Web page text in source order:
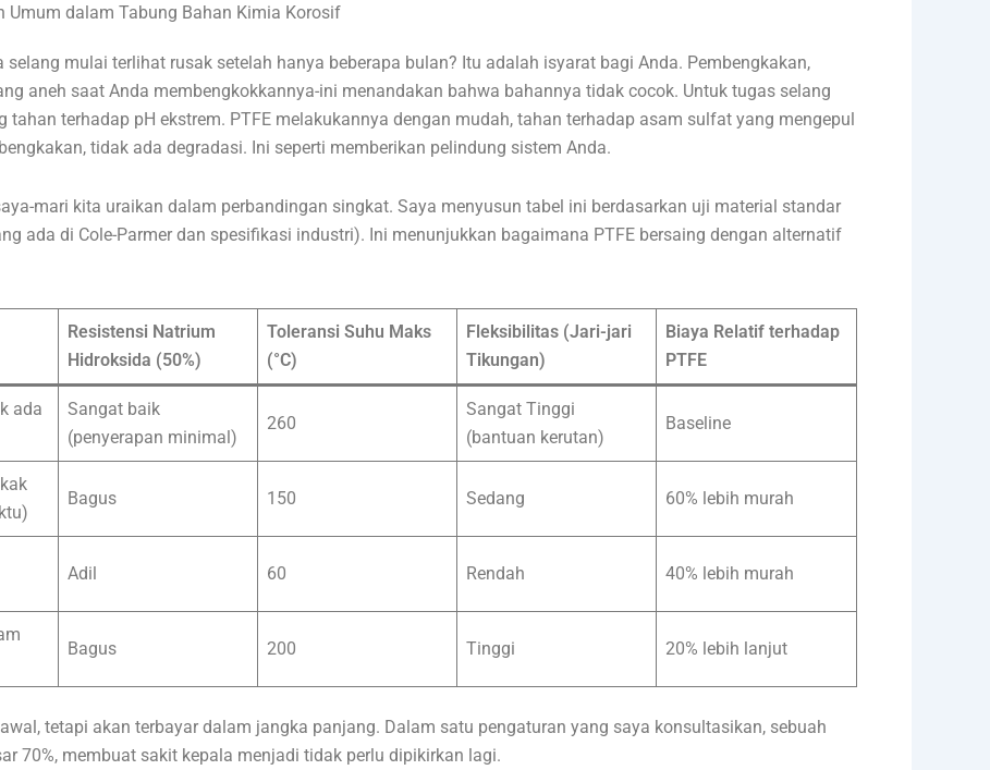
Umum dalam Tabung Bahan Kimia Korosif
mulai terlihat rusak setelah hanya beberapa bulan? Itu adalah isyarat bagi Anda. Pembengkakan,
aneh saat Anda membengkokkannya-ini menandakan bahwa bahannya tidak cocok. Untuk tugas selang
terhadap pH ekstrem. PTFE melakukannya dengan mudah, tahan terhadap asam sulfat yang mengepul
tidak ada degradasi. Ini seperti memberikan pelindung sistem Anda.
mari kita uraikan dalam perbandingan singkat. Saya menyusun tabel ini berdasarkan uji material standar
ada di Cole-Parmer dan spesifikasi industri). Ini menunjukkan bagaimana PTFE bersaing dengan alternatif
Resistensi Natrium
Hidroksida (50%)
Toleransi Suhu Maks
(°C)
Fleksibilitas (Jari-jari
Tikungan)
Biaya Relatif terhadap
PTFE
ada
Sangat baik
(penyerapan minimal)
260
Sangat Tinggi
(bantuan kerutan)
Baseline
Bagus 150 Sedang 60% lebih murah
Adil 60 Rendah 40% lebih murah
Bagus 200 Tinggi 20% lebih lanjut
tetapi akan terbayar dalam jangka panjang. Dalam satu pengaturan yang saya konsultasikan, sebuah
70%, membuat sakit kepala menjadi tidak perlu dipikirkan lagi.